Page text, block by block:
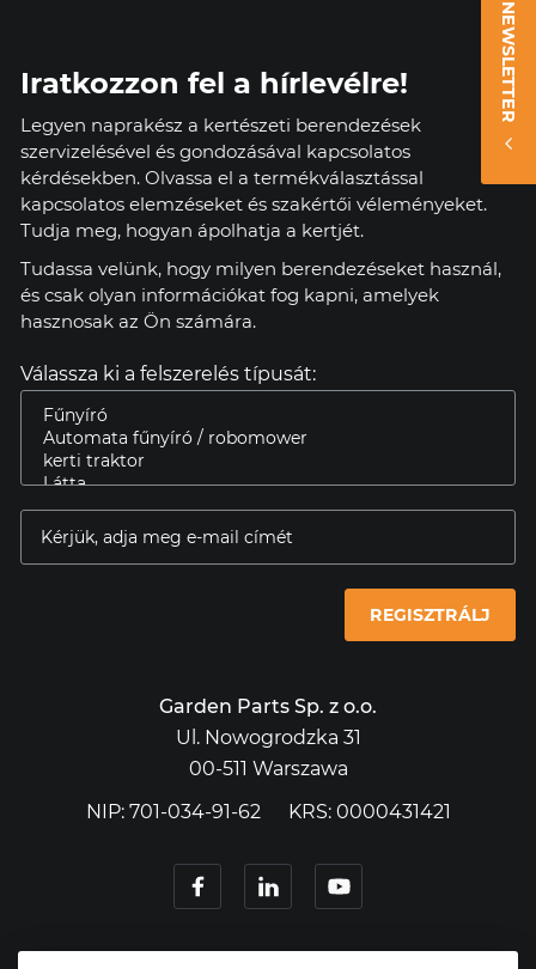
NEWSLETTER
Iratkozzon fel a hírlevélre!
Legyen naprakész a kertészeti berendezések
szervizelésével és gondozásával kapcsolatos
kérdésekben. Olvassa el a termékválasztással
kapcsolatos elemzéseket és szakértői véleményeket.
Tudja meg, hogyan ápolhatja a kertjét.
Tudassa velünk, hogy milyen berendezéseket használ,
és csak olyan információkat fog kapni, amelyek
hasznosak az Ön számára.
Válassza ki a felszerelés típusát:
REGISZTRÁLJ
Garden Parts Sp. z o.o.
Ul. Nowogrodzka 31
00-511 Warszawa
NIP: 701-034-91-62
KRS: 0000431421